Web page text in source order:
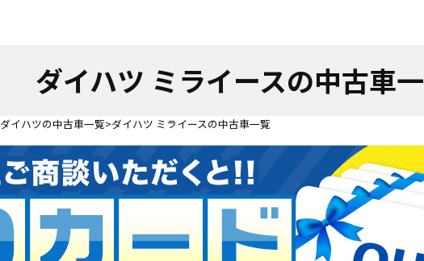
ダイハツ ミライースの中古車
ダイハツの中古車一覧 ダイハツ ミライースの中古車一覧